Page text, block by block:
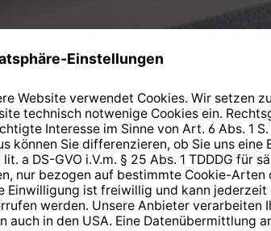
Aktuelle
SALE SALE